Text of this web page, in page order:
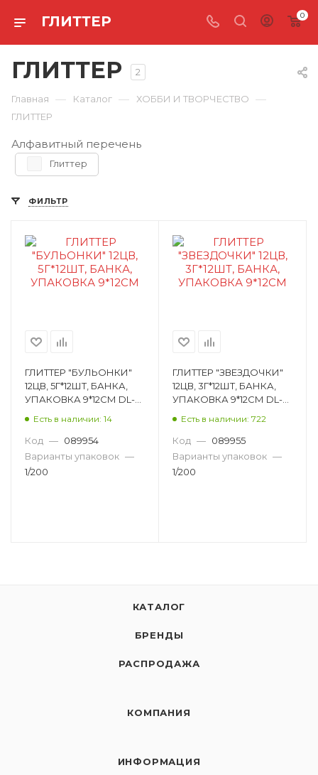
ГЛИТТЕР 0
ГЛИТТЕР 2
Главная — Каталог — ХОББИ И ТВОРЧЕСТВО —
ГЛИТТЕР
Алфавитный перечень
Глиттер
ФИЛЬТР
ГЛИТТЕР "БУЛЬОНКИ"
12ЦВ, 5Г*12ШТ, БАНКА,
УПАКОВКА 9*12СМ DL-
Есть в наличии: 14
Код — 089954
Варианты упаковок —
1/200
ГЛИТТЕР "ЗВЕЗДОЧКИ"
12ЦВ, 3Г*12ШТ, БАНКА,
УПАКОВКА 9*12СМ DL-
Есть в наличии: 722
Код — 089955
Варианты упаковок —
1/200
КАТАЛОГ
БРЕНДЫ
РАСПРОДАЖА
КОМПАНИЯ
ИНФОРМАЦИЯ